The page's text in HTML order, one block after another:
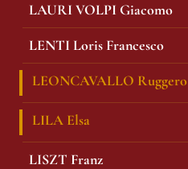
LAURI VOLPI Giacomo
LENTI Loris Francesco
LEONCAVALLO Ruggero
LILA Elsa
LISZT Franz